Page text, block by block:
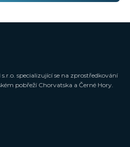
specializující se na zprostředkování
pobřeží Chorvatska a Černé Hory.